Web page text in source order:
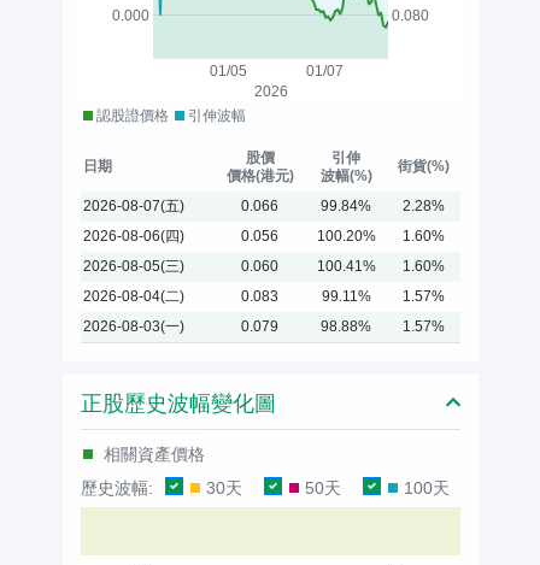
01/05 01/07
0.000 0.080
2026
認股證價格 引伸波幅
日期
股價
價格(港元)
引伸
波幅(%)
街貨(%)
2026-08-07(五) 0.066 99.84%
2.28%
2026-08-06(四)
0.056 100.20%
1.60%
2026-08-05(三)
0.060 100.41%
1.60%
2026-08-04(二)
0.083 99.11%
1.57%
2026-08-03(一)
0.079 98.88% 1.57%
正股歷史波幅變化圖
相關資產價格
歷史波幅:
30天 50天 100天